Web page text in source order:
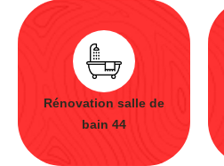
Rénovation salle de
bain 44